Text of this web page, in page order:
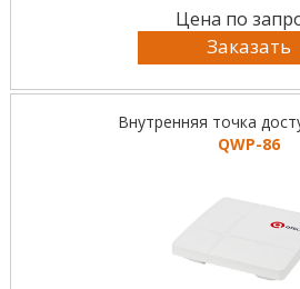
Цена по
Заказать
Внутренняя точка
QWP-86